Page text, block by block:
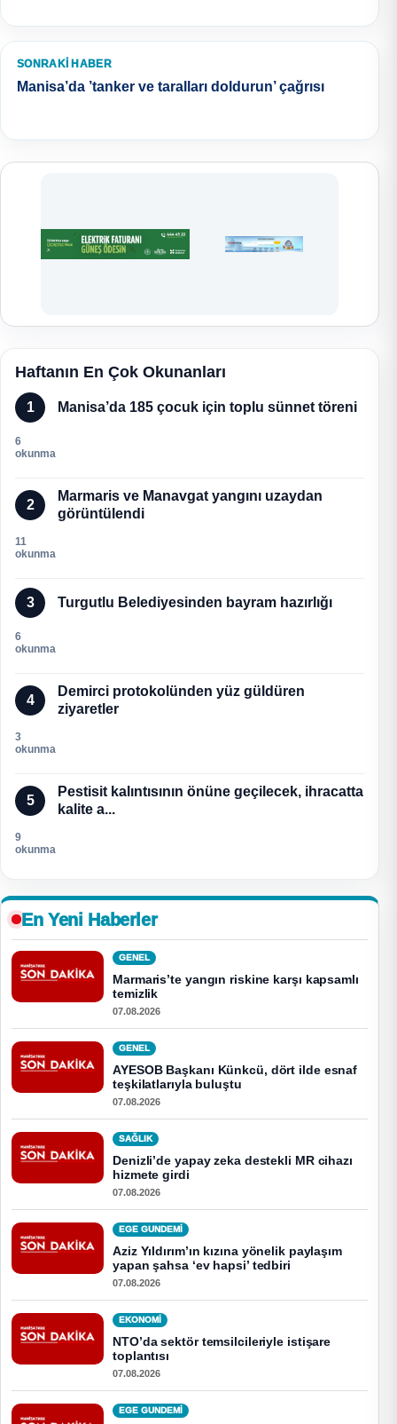
SONRAKI HABER
Manisa’da ’tanker ve taralları doldurun’ çağrısı
Haftanın En Çok Okunanları
1 Manisa’da 185 çocuk için toplu sünnet töreni
6
okunma
2
Marmaris ve Manavgat yangını uzaydan
görüntülendi
11
okunma
3 Turgutlu Belediyesinden bayram hazırlığı
6
okunma
4
Demirci protokolünden yüz güldüren
ziyaretler
3
okunma
5
Pestisit kalıntısının önüne geçilecek, ihracatta
kalite a...
9
okunma
En Yeni Haberler
GENEL
Marmaris’te yangın riskine karşı kapsamlı
temizlik
07.08.2026
GENEL
AYESOB Başkanı Künkcü, dört ilde esnaf
teşkilatlarıyla buluştu
07.08.2026
SAĞLIK
Denizli’de yapay zeka destekli MR cihazı
hizmete girdi
07.08.2026
EGE GUNDEMİ
Aziz Yıldırım’ın kızına yönelik paylaşım
yapan şahsa ‘ev hapsi’ tedbiri
07.08.2026
EKONOMI
NTO’da sektör temsilcileriyle istişare
toplantısı
07.08.2026
EGE GUNDEMİ